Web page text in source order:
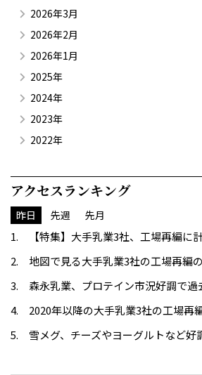
2026年3月
2026年2月
2026年1月
2025年
2024年
2023年
2022年
アクセスランキング
昨日 先週 先月
【特集】大手乳業3社、工場再編に
地図で見る大手乳業3社の工場再編
森永乳業、プロテイン市況好調で過
2020年以降の大手乳業3社の工場再
雪メグ、チーズやヨーグルトなど好